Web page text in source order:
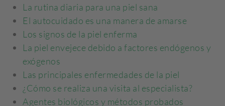
La rutina diaria para una piel sana
El autocuidado es una manera de amarse
Los signos de la piel enferma
La piel envejece debido a factores endógenos y
exógenos
Las principales enfermedades de la piel
¿Cómo se realiza una visita al especialista?
Agentes biológicos y métodos probados